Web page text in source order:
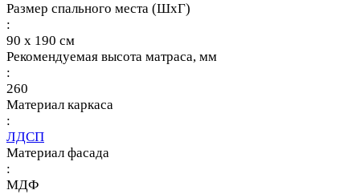
Размер спального места (ШхГ)
:
90 х 190 см
Рекомендуемая высота матраса, мм
:
260
Материал каркаса
:
ЛДСП
Материал фасада
:
МДФ